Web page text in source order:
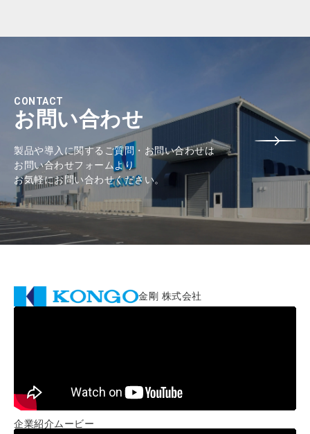
CONTACT
お問い合わせ
製品や導入に関するご質問・お問い合わせは
お問い合わせフォームより
お気軽にお問い合わせください。
金剛 株式会社
企業紹介ムービー